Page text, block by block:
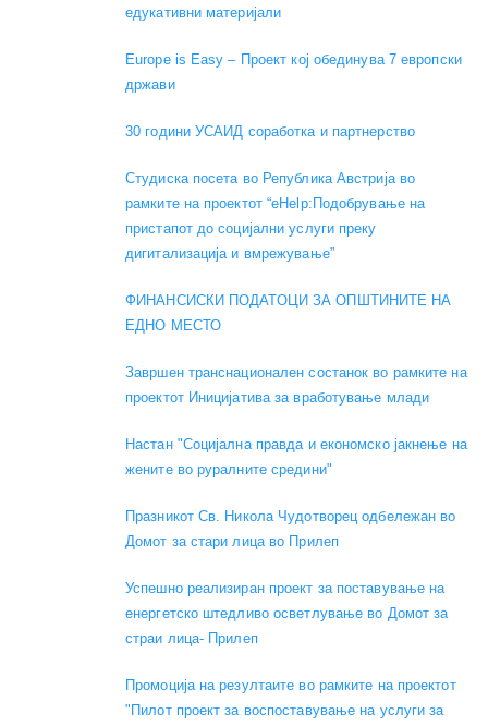
едукативни материјали
Europe is Easy – Проект кој обединува 7 европски
држави
30 години УСАИД соработка и партнерство
Студиска посета во Република Австрија во
рамките на проектот “eHelp:Подобрување на
пристапот до социјални услуги преку
дигитализација и вмрежување”
ФИНАНСИСКИ ПОДАТОЦИ ЗА ОПШТИНИТЕ НА
ЕДНО МЕСТО
Завршен транснационален состанок во рамките на
проектот Иницијатива за вработување млади
Настан "Социјална правда и економско јакнење на
жените во руралните средини"
Празникот Св. Никола Чудотворец одбележан во
Домот за стари лица во Прилеп
Успешно реализиран проект за поставување на
енергетско штедливо осветлување во Домот за
страи лица- Прилеп
Промоција на резултаите во рамките на проектот
"Пилот проект за воспоставување на услуги за